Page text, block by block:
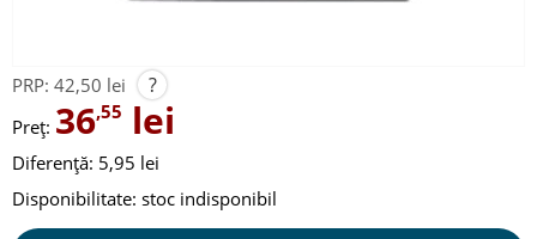
PRP: 42,50 lei ?
Preț: 36,55 lei
Diferență: 5,95 lei
Disponibilitate: stoc indisponibil